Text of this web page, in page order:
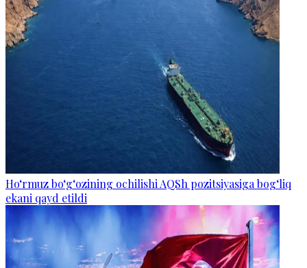
Ho‘rmuz bo‘g‘ozining ochilishi AQSh pozitsiyasiga bog‘liq
ekani qayd etildi